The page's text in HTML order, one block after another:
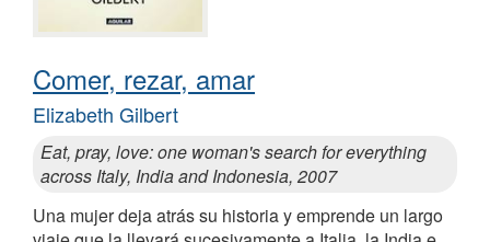
Comer, rezar, amar
Elizabeth Gilbert
Eat, pray, love: one woman's search for everything
across Italy, India and Indonesia, 2007
Una mujer deja atrás su historia y emprende un largo